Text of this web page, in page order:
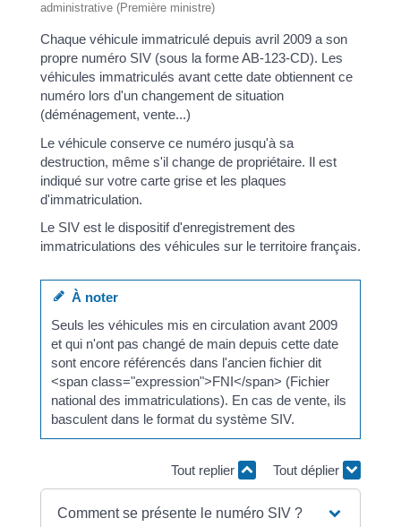
administrative (Première ministre)
Chaque véhicule immatriculé depuis avril 2009 a son
propre numéro SIV (sous la forme AB-123-CD). Les
véhicules immatriculés avant cette date obtiennent ce
numéro lors d'un changement de situation
(déménagement, vente...)
Le véhicule conserve ce numéro jusqu'à sa
destruction, même s'il change de propriétaire. Il est
indiqué sur votre carte grise et les plaques
d'immatriculation.
Le SIV est le dispositif d'enregistrement des
immatriculations des véhicules sur le territoire français.
À noter
Seuls les véhicules mis en circulation avant 2009
et qui n'ont pas changé de main depuis cette date
sont encore référencés dans l'ancien fichier dit
<span class="expression">FNI</span> (Fichier
national des immatriculations). En cas de vente, ils
basculent dans le format du système SIV.
Tout replier Tout déplier
Comment se présente le numéro SIV ?